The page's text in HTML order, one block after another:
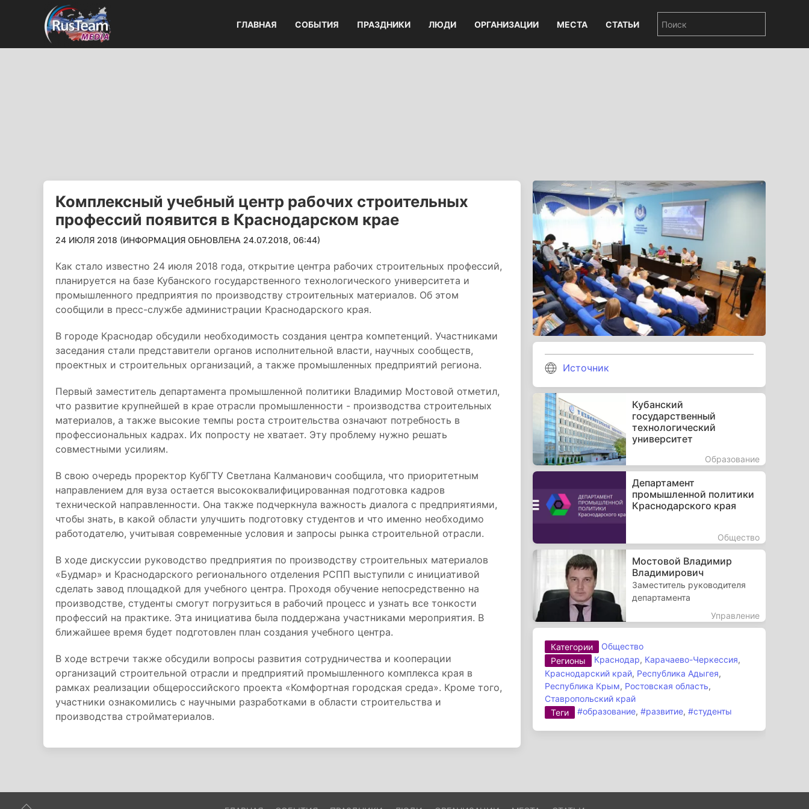
ГЛАВНАЯ СОБЫТИЯ ПРАЗДНИКИ ЛЮДИ ОРГАНИЗАЦИИ МЕСТА СТАТЬИ
Комплексный учебный центр рабочих строительных
профессий появится в Краснодарском крае
24 ИЮЛЯ 2018 (ИНФОРМАЦИЯ ОБНОВЛЕНА 24.07.2018, 06:44)
Как стало известно 24 июля 2018 года, открытие центра рабочих строительных профессий,
планируется на базе Кубанского государственного технологического университета и
промышленного предприятия по производству строительных материалов. Об этом
сообщили в пресс-службе администрации Краснодарского края.
В городе Краснодар обсудили необходимость создания центра компетенций. Участниками
заседания стали представители органов исполнительной власти, научных сообществ,
проектных и строительных организаций, а также промышленных предприятий региона.
Первый заместитель департамента промышленной политики Владимир Мостовой отметил,
что развитие крупнейшей в крае отрасли промышленности - производства строительных
материалов, а также высокие темпы роста строительства означают потребность в
профессиональных кадрах. Их попросту не хватает. Эту проблему нужно решать
совместными усилиям.
В свою очередь проректор КубГТУ Светлана Калманович сообщила, что приоритетным
направлением для вуза остается высококвалифицированная подготовка кадров
технической направленности. Она также подчеркнула важность диалога с предприятиями,
чтобы знать, в какой области улучшить подготовку студентов и что именно необходимо
работодателю, учитывая современные условия и запросы рынка строительной отрасли.
В ходе дискуссии руководство предприятия по производству строительных материалов
«Будмар» и Краснодарского регионального отделения РСПП выступили с инициативой
сделать завод площадкой для учебного центра. Проходя обучение непосредственно на
производстве, студенты смогут погрузиться в рабочий процесс и узнать все тонкости
профессий на практике. Эта инициатива была поддержана участниками мероприятия. В
ближайшее время будет подготовлен план создания учебного центра.
В ходе встречи также обсудили вопросы развития сотрудничества и кооперации
организаций строительной отрасли и предприятий промышленного комплекса края в
рамках реализации общероссийского проекта «Комфортная городская среда». Кроме того,
участники ознакомились с научными разработками в области строительства и
производства стройматериалов.
Источник
Кубанский
государственный
технологический
университет
Образование
Департамент
промышленной политики
Краснодарского края
Общество
Мостовой Владимир
Владимирович
Заместитель руководителя
департамента
Управление
Категории
Общество
Регионы
Краснодар, Карачаево-Черкессия,
Краснодарский край, Республика Адыгея,
Республика Крым, Ростовская область,
Ставропольский край
Теги
#образование,#развитие,#студенты